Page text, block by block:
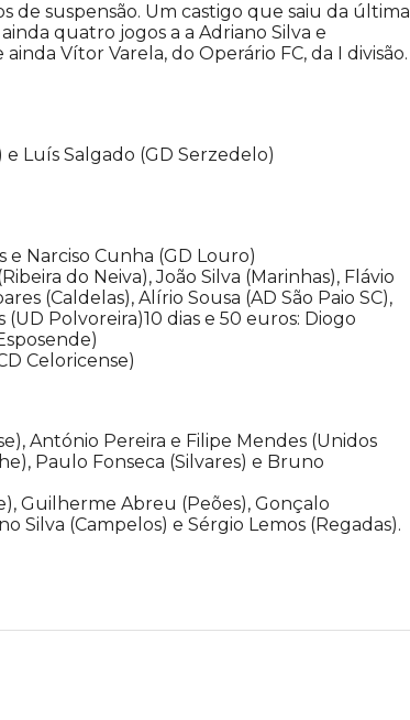
de suspensão. Um castigo que saiu da última
quatro jogos a a Adriano Silva e
Vítor Varela, do Operário FC, da I divisão.
Luís Salgado (GD Serzedelo)
Narciso Cunha (GD Louro)
do Neiva), João Silva (Marinhas), Flávio
(Caldelas), Alírio Sousa (AD São Paio SC),
Polvoreira)10 dias e 50 euros: Diogo
Celoricense)
António Pereira e Filipe Mendes (Unidos
Paulo Fonseca (Silvares) e Bruno
Guilherme Abreu (Peões), Gonçalo
Silva (Campelos) e Sérgio Lemos (Regadas).